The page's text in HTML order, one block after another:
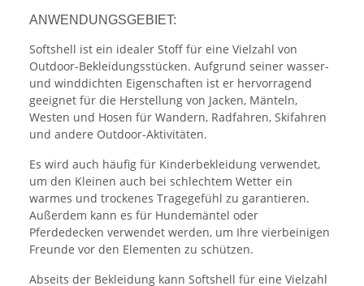
ANWENDUNGSGEBIET:
Softshell ist ein idealer Stoff für eine Vielzahl von
Outdoor-Bekleidungsstücken. Aufgrund seiner wasser-
und winddichten Eigenschaften ist er hervorragend
geeignet für die Herstellung von Jacken, Mänteln,
Westen und Hosen für Wandern, Radfahren, Skifahren
und andere Outdoor-Aktivitäten.
Es wird auch häufig für Kinderbekleidung verwendet,
um den Kleinen auch bei schlechtem Wetter ein
warmes und trockenes Tragegefühl zu garantieren.
Außerdem kann es für Hundemäntel oder
Pferdedecken verwendet werden, um Ihre vierbeinigen
Freunde vor den Elementen zu schützen.
Abseits der Bekleidung kann Softshell für eine Vielzahl